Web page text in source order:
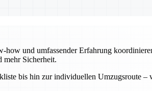
und umfassender Erfahrung
mehr Sicherheit.
bis hin zur individuellen Umzugsroute –